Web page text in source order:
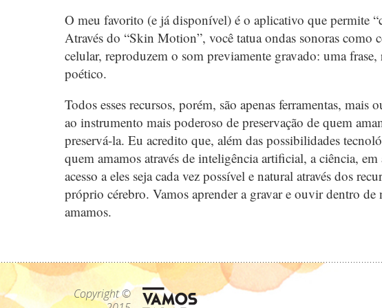
O meu favorito (e já disponível) é o aplicativo que permite
Através do “Skin Motion”, você tatua ondas sonoras como
celular, reproduzem o som previamente gravado: uma
poético.
Todos esses recursos, porém, são apenas ferramentas, mais
ao instrumento mais poderoso de preservação de quem
preservá-la. Eu acredito que, além das possibilidades
quem amamos através de inteligência artificial, a ciência,
acesso a eles seja cada vez possível e natural através dos
próprio cérebro. Vamos aprender a gravar e ouvir dentro
amamos.
Copyright ©